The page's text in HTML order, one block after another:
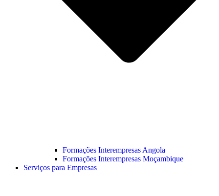
Formações Interempresas Angola
Formações Interempresas Moçambique
Serviços para Empresas